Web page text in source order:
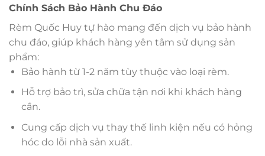
Chính Sách Bảo Hành Chu Đáo
Rèm Quốc Huy tự hào mang đến dịch vụ bảo hành
chu đáo, giúp khách hàng yên tâm sử dụng sản
phẩm:
Bảo hành từ 1-2 năm tùy thuộc vào loại rèm.
Hỗ trợ bảo trì, sửa chữa tận nơi khi khách hàng
cần.
Cung cấp dịch vụ thay thế linh kiện nếu có hỏng
hóc do lỗi nhà sản xuất.